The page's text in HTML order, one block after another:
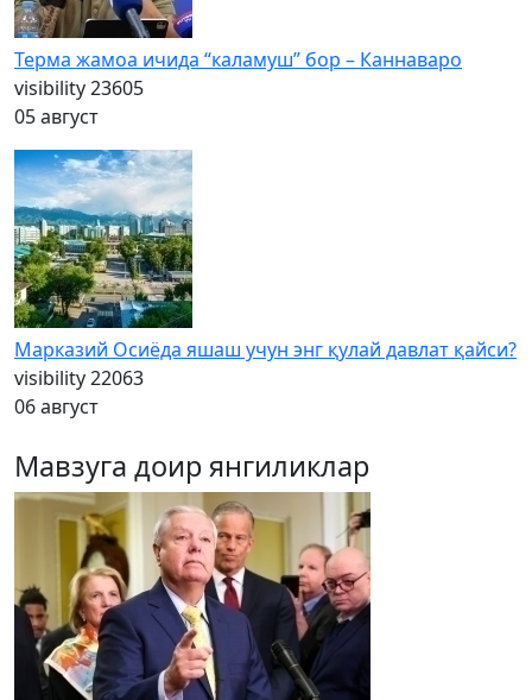
Терма жамоа ичида “каламуш” бор – Каннаваро
visibility23605
05 август
Марказий Осиёда яшаш учун энг қулай давлат қайси?
visibility22063
06 август
Мавзуга доир янгиликлар